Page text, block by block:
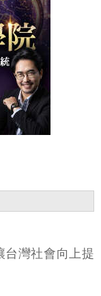
台灣社會向上提